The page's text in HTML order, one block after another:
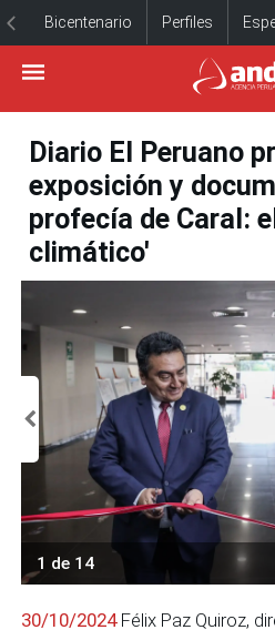
Bicentenario Perfiles
Diario El Peruano
exposición y
profecía de Caral:
climático'
1 de 14
30/10/2024Félix Paz Quiroz,